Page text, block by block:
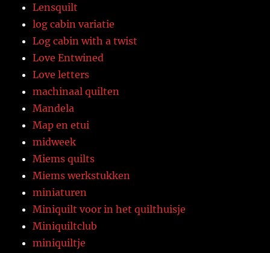
Lensquilt
log cabin variatie
Log cabin with a twist
Love Entwined
Love letters
machinaal quilten
Mandela
Map en etui
midweek
Miems quilts
Miems werkstukken
miniaturen
Miniquilt voor in het quilthuisje
Miniquiltclub
miniquiltje